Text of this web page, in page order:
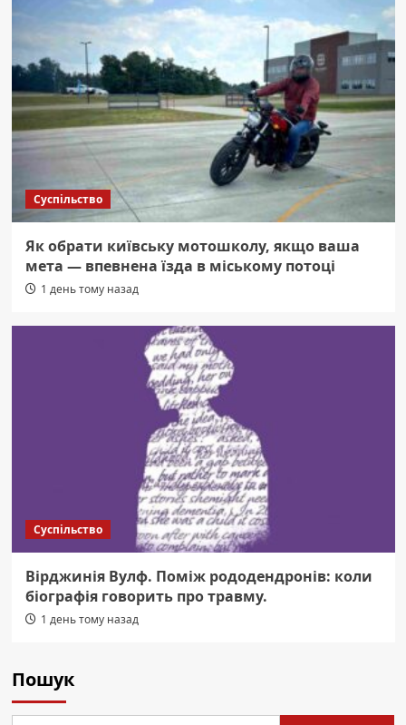
Суспільство
Як обрати київську мотошколу, якщо ваша
мета — впевнена їзда в міському потоці
1 день тому назад
Суспільство
Вірджинія Вулф. Поміж рододендронів: коли
біографія говорить про травму.
1 день тому назад
Пошук